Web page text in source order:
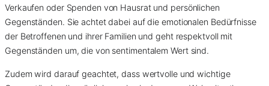
Verkaufen oder Spenden von Hausrat und persönlichen
Gegenständen. Sie achtet dabei auf die emotionalen Bedürfnisse
der Betroffenen und ihrer Familien und geht respektvoll mit
Gegenständen um, die von sentimentalem Wert sind.
Zudem wird darauf geachtet, dass wertvolle und wichtige